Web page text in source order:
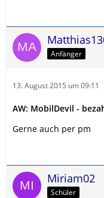
Anfänger
13. August 2015 um 09:11
AW: MobilDevil -
Gerne auch per pm
Miriam02
Schüler